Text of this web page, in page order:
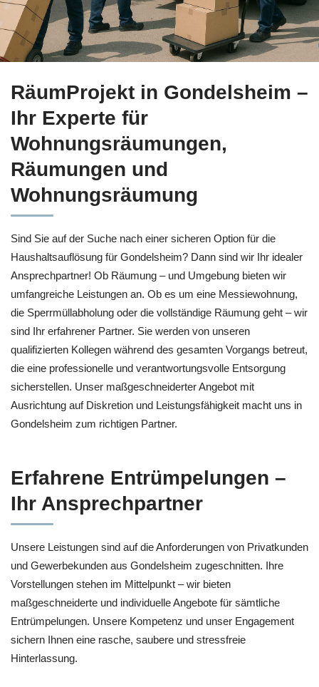
RäumProjekt in Gondelsheim –
Ihr Experte für
Wohnungsräumungen,
Räumungen und
Wohnungsräumung
Sind Sie auf der Suche nach einer sicheren Option für die
Haushaltsauflösung für Gondelsheim? Dann sind wir Ihr idealer
Ansprechpartner! Ob Räumung – und Umgebung bieten wir
umfangreiche Leistungen an. Ob es um eine Messiewohnung,
die Sperrmüllabholung oder die vollständige Räumung geht – wir
sind Ihr erfahrener Partner. Sie werden von unseren
qualifizierten Kollegen während des gesamten Vorgangs betreut,
die eine professionelle und verantwortungsvolle Entsorgung
sicherstellen. Unser maßgeschneiderter Angebot mit
Ausrichtung auf Diskretion und Leistungsfähigkeit macht uns in
Gondelsheim zum richtigen Partner.
Erfahrene Entrümpelungen –
Ihr Ansprechpartner
Unsere Leistungen sind auf die Anforderungen von Privatkunden
und Gewerbekunden aus Gondelsheim zugeschnitten. Ihre
Vorstellungen stehen im Mittelpunkt – wir bieten
maßgeschneiderte und individuelle Angebote für sämtliche
Entrümpelungen. Unsere Kompetenz und unser Engagement
sichern Ihnen eine rasche, saubere und stressfreie
Hinterlassung.